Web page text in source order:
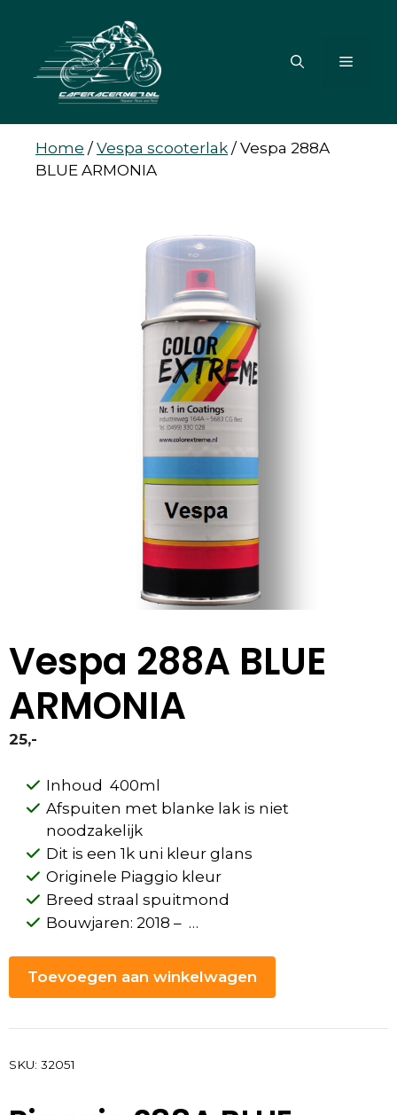
inhoud
MENU
Home /Vespa scooterlak /Vespa 288A
BLUE ARMONIA
Vespa 288A BLUE
ARMONIA
25,-
Inhoud 400ml
Afspuiten met blanke lak is niet
noodzakelijk
Dit is een 1k uni kleur glans
Originele Piaggio kleur
Breed straal spuitmond
Bouwjaren: 2018 – …
Toevoegen aan winkelwagen
SKU: 32051